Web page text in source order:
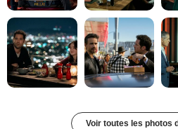
Voir toutes les photos